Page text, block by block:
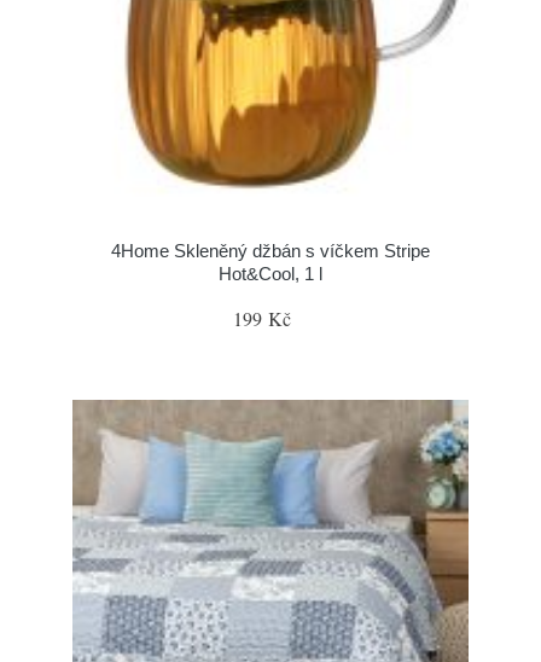
4Home Skleněný džbán s víčkem Stripe
Hot&Cool, 1 l
199 Kč